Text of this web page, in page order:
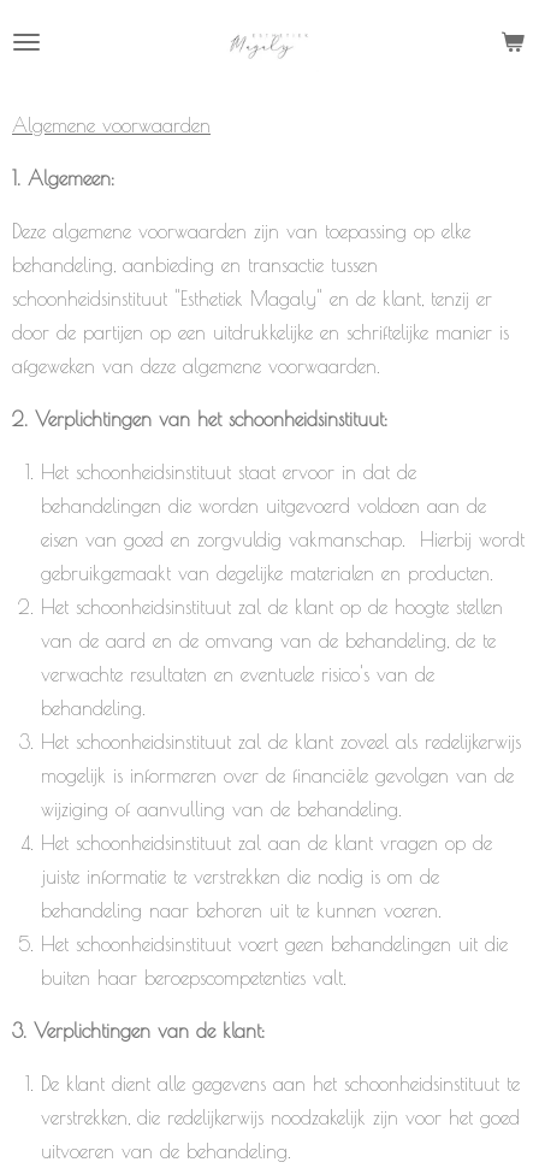
de
Algemene voorwaarden
1. Algemeen:
Deze algemene voorwaarden zijn van toepassing op elke
behandeling, aanbieding en transactie tussen
schoonheidsinstituut "Esthetiek Magaly" en de klant, tenzij er
door de partijen op een uitdrukkelijke en schriftelijke manier is
afgeweken van deze algemene voorwaarden.
2. Verplichtingen van het schoonheidsinstituut:
Het schoonheidsinstituut staat ervoor in dat de
behandelingen die worden uitgevoerd voldoen aan de
eisen van goed en zorgvuldig vakmanschap. Hierbij wordt
gebruikgemaakt van degelijke materialen en producten.
Het schoonheidsinstituut zal de klant op de hoogte stellen
van de aard en de omvang van de behandeling, de te
verwachte resultaten en eventuele risico's van de
behandeling.
Het schoonheidsinstituut zal de klant zoveel als redelijkerwijs
mogelijk is informeren over de financiële gevolgen van de
wijziging of aanvulling van de behandeling.
Het schoonheidsinstituut zal aan de klant vragen op de
juiste informatie te verstrekken die nodig is om de
behandeling naar behoren uit te kunnen voeren.
Het schoonheidsinstituut voert geen behandelingen uit die
buiten haar beroepscompetenties valt.
3. Verplichtingen van de klant:
De klant dient alle gegevens aan het schoonheidsinstituut te
verstrekken, die redelijkerwijs noodzakelijk zijn voor het goed
uitvoeren van de behandeling.